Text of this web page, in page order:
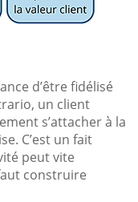
d’être fidélisé
un client
s’attacher à la
C’est un fait
peut vite
construire